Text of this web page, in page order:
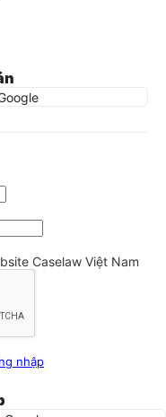
Caselaw Việt Nam
nhập